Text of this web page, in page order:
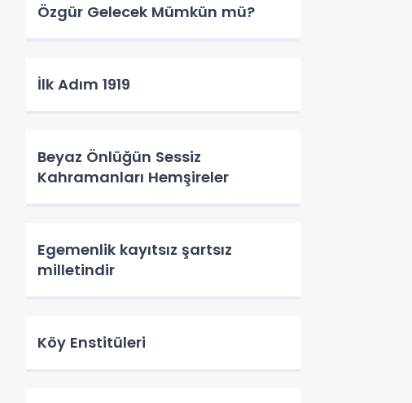
Özgür Gelecek Mümkün mü?
İlk Adım 1919
Beyaz Önlüğün Sessiz
Kahramanları Hemşireler
Egemenlik kayıtsız şartsız
milletindir
Köy Enstitüleri